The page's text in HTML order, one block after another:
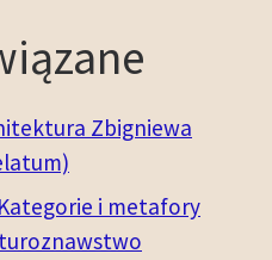
Zbigniewa
Kategorie i metafory